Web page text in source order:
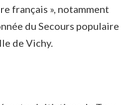
français », notamment
du Secours populaire
de Vichy.